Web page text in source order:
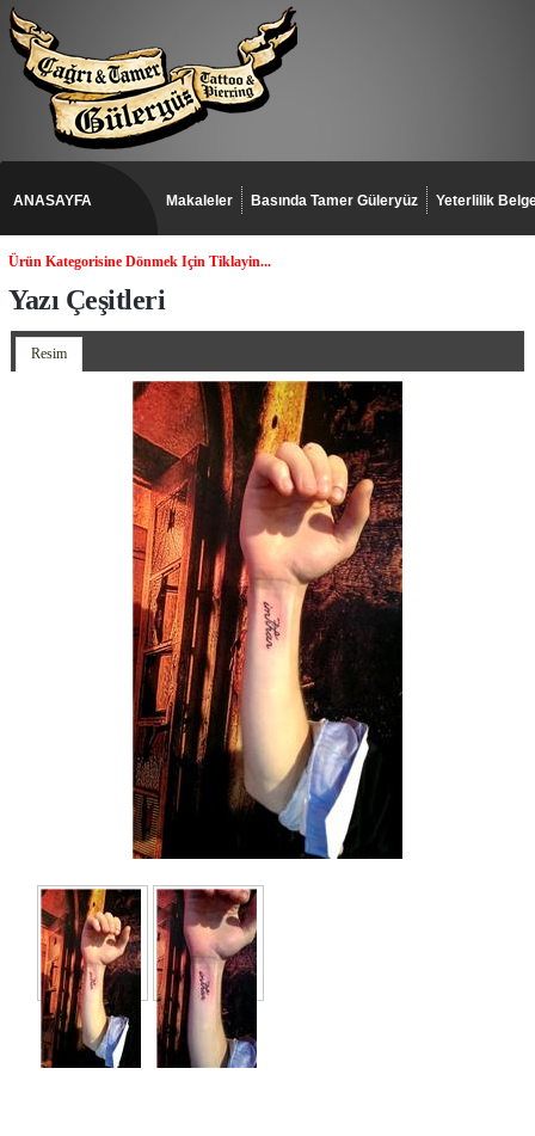
ANASAYFA Makaleler Basında Tamer Güleryüz Yeterlilik
Ürün Kategorisine Dönmek Için Tiklayin...
Yazı Çeşitleri
Resim